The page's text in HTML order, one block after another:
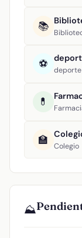
📚
⚽ deporte
💊
🏫 Colegio
⛰️